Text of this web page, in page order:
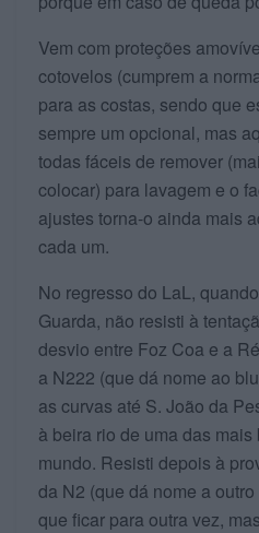
Vem com proteções
cotovelos (cumprem a
para as costas, sendo que
sempre um opcional, mas
todas fáceis de remover
colocar) para lavagem e o
ajustes torna-o ainda mais
cada um.
No regresso do LaL,
Guarda, não resisti à
desvio entre Foz Coa e a
a N222 (que dá nome ao
as curvas até S. João da
à beira rio de uma das
mundo. Resisti depois à
da N2 (que dá nome a outro
que ficar para outra vez,